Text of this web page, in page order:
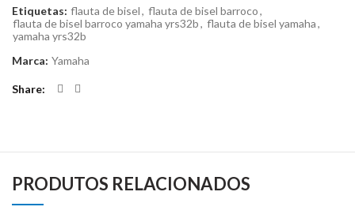
Etiquetas: flauta de bisel, flauta de bisel barroco,
flauta de bisel barroco yamaha yrs32b, flauta de bisel yamaha,
yamaha yrs32b
Marca: Yamaha
Share
PRODUTOS RELACIONADOS